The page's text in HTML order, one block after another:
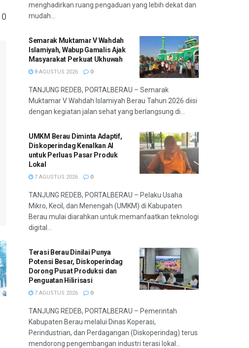
0
menghadirkan ruang pengaduan yang lebih dekat dan
mudah...
Semarak Muktamar V Wahdah
Islamiyah, Wabup Gamalis Ajak
Masyarakat Perkuat Ukhuwah
8 AGUSTUS 2026 0
TANJUNG REDEB, PORTALBERAU – Semarak
Muktamar V Wahdah Islamiyah Berau Tahun 2026 diisi
dengan kegiatan jalan sehat yang berlangsung di...
UMKM Berau Diminta Adaptif,
Diskoperindag Kenalkan AI
untuk Perluas Pasar Produk
Lokal
7 AGUSTUS 2026 0
TANJUNG REDEB, PORTALBERAU – Pelaku Usaha
Mikro, Kecil, dan Menengah (UMKM) di Kabupaten
Berau mulai diarahkan untuk memanfaatkan teknologi
digital...
Terasi Berau Dinilai Punya
Potensi Besar, Diskoperindag
Dorong Pusat Produksi dan
Penguatan Hilirisasi
7 AGUSTUS 2026 0
TANJUNG REDEB, PORTALBERAU – Pemerintah
Kabupaten Berau melalui Dinas Koperasi,
Perindustrian, dan Perdagangan (Diskoperindag) terus
mendorong pengembangan industri terasi lokal...